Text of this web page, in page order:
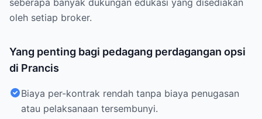
seberapa banyak dukungan edukasi yang disediakan
oleh setiap broker.
Yang penting bagi pedagang perdagangan opsi
di Prancis
Biaya per-kontrak rendah tanpa biaya penugasan
atau pelaksanaan tersembunyi.